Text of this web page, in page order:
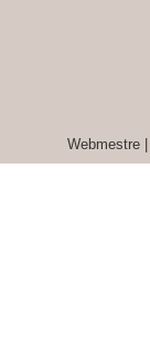
Webmestre|